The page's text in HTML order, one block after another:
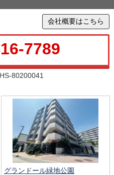
会社概要はこちら
7789
80200041
グランドール緑地公園